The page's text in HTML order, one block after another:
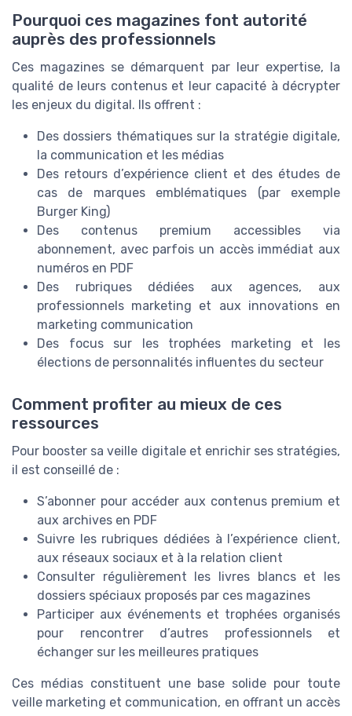
Pourquoi ces magazines font autorité
auprès des professionnels
Ces magazines se démarquent par leur expertise, la
qualité de leurs contenus et leur capacité à décrypter
les enjeux du digital. Ils offrent :
Des dossiers thématiques sur la stratégie digitale,
la communication et les médias
Des retours d’expérience client et des études de
cas de marques emblématiques (par exemple
Burger King)
Des contenus premium accessibles via
abonnement, avec parfois un accès immédiat aux
numéros en PDF
Des rubriques dédiées aux agences, aux
professionnels marketing et aux innovations en
marketing communication
Des focus sur les trophées marketing et les
élections de personnalités influentes du secteur
Comment profiter au mieux de ces
ressources
Pour booster sa veille digitale et enrichir ses stratégies,
il est conseillé de :
S’abonner pour accéder aux contenus premium et
aux archives en PDF
Suivre les rubriques dédiées à l’expérience client,
aux réseaux sociaux et à la relation client
Consulter régulièrement les livres blancs et les
dossiers spéciaux proposés par ces magazines
Participer aux événements et trophées organisés
pour rencontrer d’autres professionnels et
échanger sur les meilleures pratiques
Ces médias constituent une base solide pour toute
veille marketing et communication, en offrant un accès